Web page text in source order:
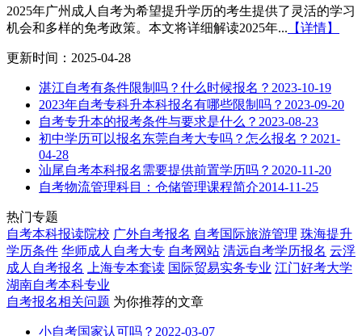
2025年广州成人自考为希望提升学历的考生提供了灵活的学习
机会和多样的免考政策。本文将详细解读2025年... 【详情】
更新时间：2025-04-28
湛江自考有条件限制吗？什么时候报名？ 2023-10-19
2023年自考专科升本科报名有哪些限制吗？ 2023-09-20
自考专升本的报考条件与要求是什么？ 2023-08-23
初中学历可以报名东莞自考大专吗？怎么报名？ 2021-
04-28
汕尾自考本科报名需要提供前置学历吗？ 2020-11-20
自考物流管理科目：仓储管理课程简介2014-11-25
热门专题
自考本科报读院校 广外自考报名 自考国际旅游管理 珠海提升
学历条件 华师成人自考大专 自考网站 清远自考学历报名 云浮
成人自考报名
上海专本套读 国际贸易实务专业 江门好考大学
湖南自考本科专业
自考报名相关问题 为你推荐的文章
小自考国家认可吗？ 2022-03-07